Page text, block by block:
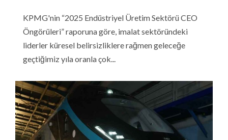
KPMG'nin “2025 Endüstriyel Üretim Sektörü CEO
Öngörüleri” raporuna göre, imalat sektöründeki
liderler küresel belirsizliklere rağmen geleceğe
geçtiğimiz yıla oranla çok...